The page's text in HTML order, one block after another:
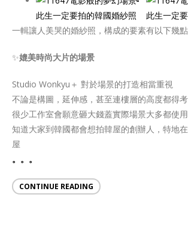
一輯讓人美哭的婚紗照，構成的要素有以下幾點
✨媲美時尚大片的場景
Studio Wonkyu＋ 對於場景的打造相當重視
不論是構圖，延伸感，甚至連樓層的高度都得
很少工作室會願意砸大錢蓋實際場景大多都使
知道大家到韓國都會想拍韓屋的創辦人，特地
屋
。。。
CONTINUE READING